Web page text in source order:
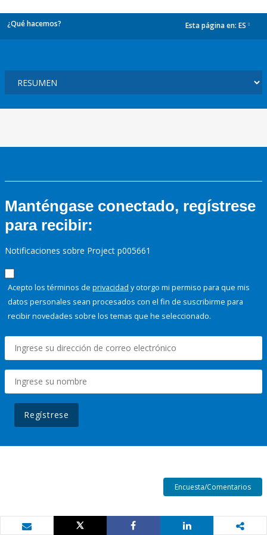
¿Qué hacemos? Esta página en: ES
Manténgase conectado, regístrese
para recibir:
Notificaciones sobre Project p005661
Acepto los términos de privacidad y otorgo mi permiso para que mis
datos personales sean procesados con el fin de suscribirme para
recibir novedades sobre los temas que he seleccionado.
Regístrese
Encuesta/Comentarios